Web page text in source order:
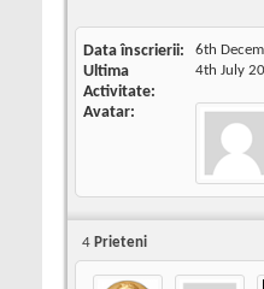
Data înscrierii 6th
Ultima
Activitate
4th July
Avatar
4 Prieteni